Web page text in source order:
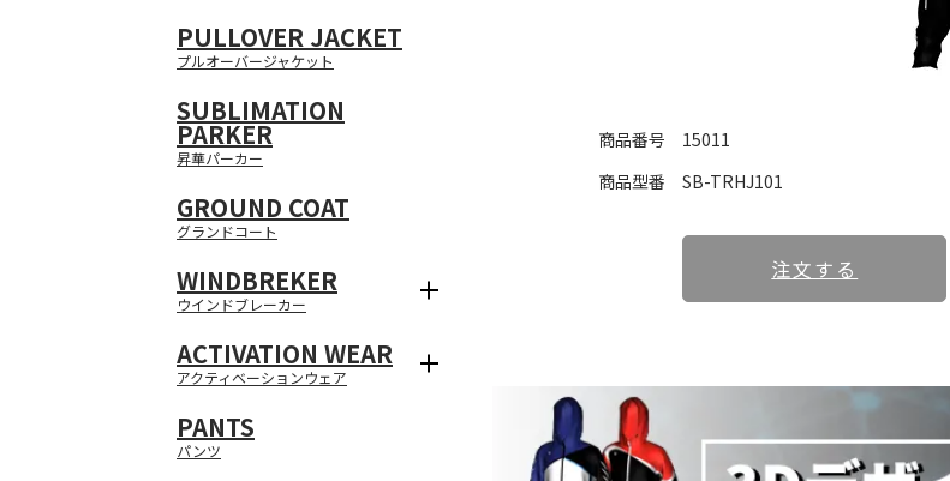
PULLOVER JACKET
プルオーバージャケット
SUBLIMATION
PARKER
昇華パーカー
GROUND COAT
グランドコート
WINDBREKER
ウインドブレーカー
ACTIVATION WEAR
アクティベーションウェア
PANTS
パンツ
商品番号 15011
商品型番
SB-TRHJ101
注文する